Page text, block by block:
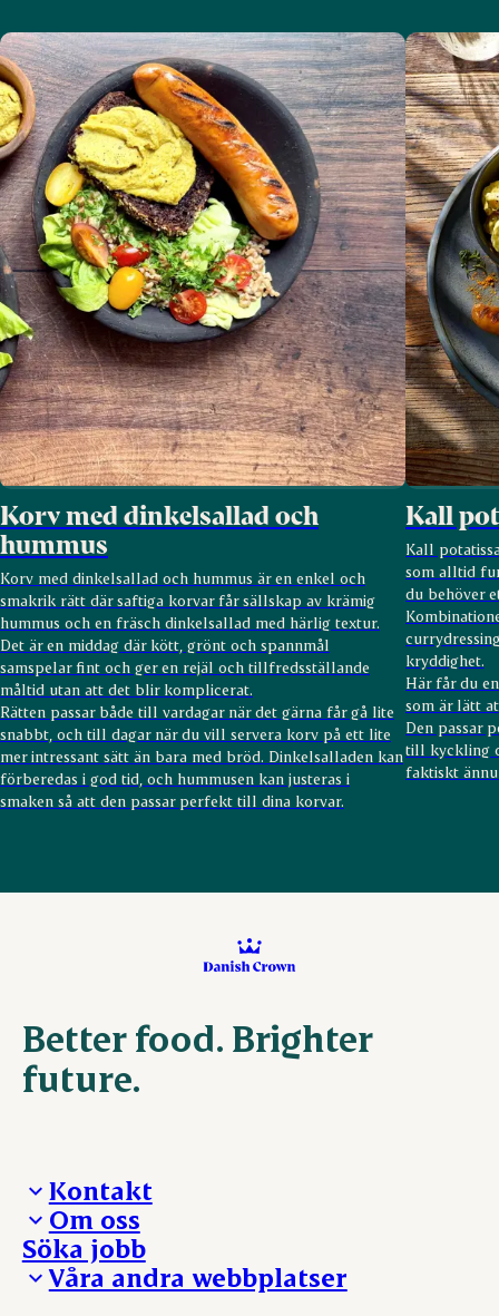
Korv med dinkelsallad och
hummus
Korv med dinkelsallad och hummus är en enkel och
smakrik rätt där saftiga korvar får sällskap av krämig
hummus och en fräsch dinkelsallad med härlig textur.
Det är en middag där kött, grönt och spannmål
samspelar fint och ger en rejäl och tillfredsställande
måltid utan att det blir komplicerat.
Rätten passar både till vardagar när det gärna får gå lite
snabbt, och till dagar när du vill servera korv på ett lite
mer intressant sätt än bara med bröd. Dinkelsalladen kan
förberedas i god tid, och hummusen kan justeras i
smaken så att den passar perfekt till dina korvar.
Kall
Kall
som alltid
du behöver
kryddighet.
Här får du
som är lätt
Den passar
till kyckling
faktiskt
Better food. Brighter
future.
Kontakt
Presskontakt – För dig som är journalist
Reklamation
Visselblåsning
Om oss
Vi tar ledningen
Våra ställen
Söka jobb
Våra andra webbplatser